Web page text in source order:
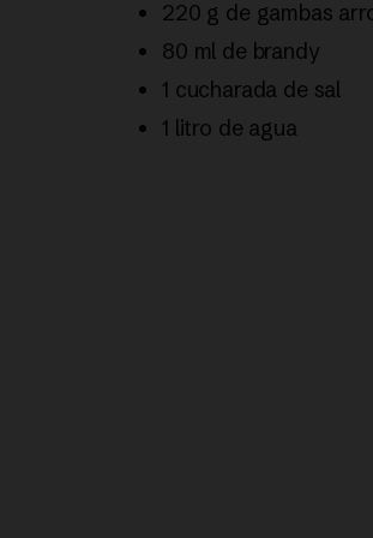
220 g de gambas
80 ml de brandy
1 cucharada de sal
1 litro de agua